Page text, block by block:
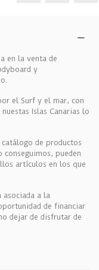
en la venta de
y
el Surf y el mar, con
Islas Canarias lo
de productos
pueden
artículos en los que
asociada a la
de financiar
dejar de disfrutar de